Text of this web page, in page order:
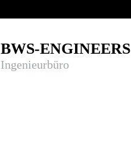
BWS-ENGINEERS
Ingenieurbüro